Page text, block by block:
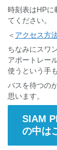
時刻表はHPに
てください。
＜ アクセス方
ちなみにスワ
アポートレー
使うという手
バスを待つの
思います。
SIAM
の中は